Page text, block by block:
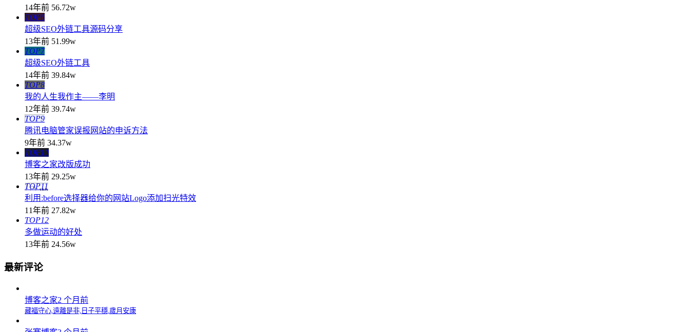
14年前 56.72w
TOP6
超级SEO外链工具源码分享
13年前 51.99w
TOP7
超级SEO外链工具
14年前 39.84w
TOP8
我的人生我作主——李明
12年前 39.74w
TOP9
腾讯电脑管家误报网站的申诉方法
9年前 34.37w
TOP10
博客之家改版成功
13年前 29.25w
TOP11
利用:before选择器给你的网站Logo添加扫光特效
11年前 27.82w
TOP12
多做运动的好处
13年前 24.56w
最新评论
博客之家2 个月前
藏福守心,遠離是非,日子平穩,歲月安康